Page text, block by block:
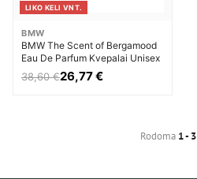
LIKO KELI VNT.
BMW
BMW The Scent of Bergamood
Eau De Parfum Kvepalai Unisex
38,60 €26,77 €
Rodoma 1 - 3